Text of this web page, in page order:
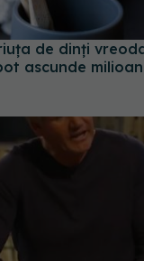
de dinți
ascunde